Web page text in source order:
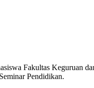
Fakultas Keguruan
Pendidikan.